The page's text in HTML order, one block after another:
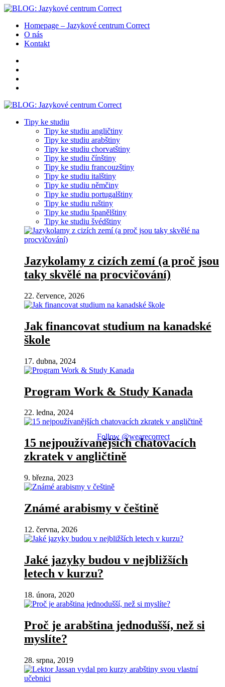
Homepage – Jazykové centrum Correct
O nás
Kontakt
Tipy ke studiu
Tipy ke studiu angličtiny
Tipy ke studiu arabštiny
Tipy ke studiu chorvatštiny
Tipy ke studiu čínštiny
Tipy ke studiu francouzštiny
Tipy ke studiu italštiny
Tipy ke studiu němčiny
Tipy ke studiu portugalštiny
Tipy ke studiu ruštiny
Tipy ke studiu španělštiny
Tipy ke studiu švédštiny
Jazykolamy z cizích zemí (a proč jsou
taky skvělé na procvičování)
22. července, 2026
Jak financovat studium na kanadské
škole
17. dubna, 2024
Program Work & Study Kanada
22. ledna, 2024
15 nejpoužívanějších chatovacích
zkratek v angličtině
9. března, 2023
Známé arabismy v češtině
12. června, 2026
Jaké jazyky budou v nejbližších
letech v kurzu?
18. února, 2020
Proč je arabština jednodušší, než si
myslíte?
28. srpna, 2019
Follow @wearecorrect